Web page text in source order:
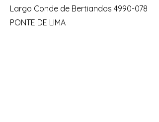
Largo Conde de Bertiandos 4990-078
PONTE DE LIMA